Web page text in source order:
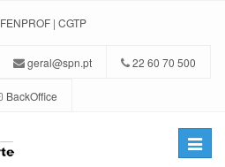
FENPROF | CGTP
geral@spn.pt 22 60 70 500
BackOffice
Toggle